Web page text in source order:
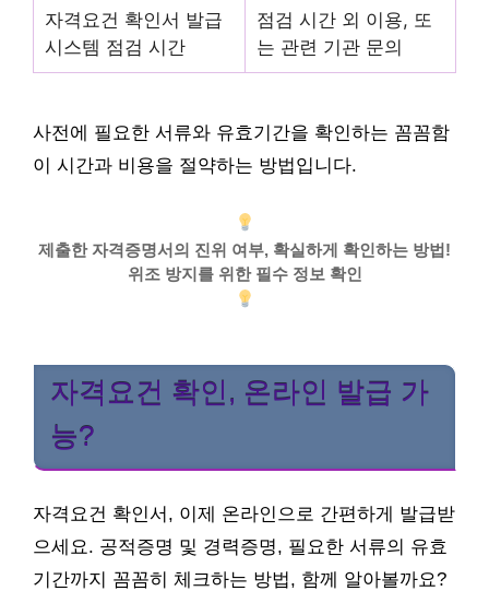
자격요건 확인서 발급
시스템 점검 시간
점검 시간 외 이용, 또
는 관련 기관 문의
사전에 필요한 서류와 유효기간을 확인하는 꼼꼼함
이 시간과 비용을 절약하는 방법입니다.
제출한 자격증명서의 진위 여부, 확실하게 확인하는 방법!
위조 방지를 위한 필수 정보 확인
자격요건 확인, 온라인 발급 가
능?
자격요건 확인서, 이제 온라인으로 간편하게 발급받
으세요. 공적증명 및 경력증명, 필요한 서류의 유효
기간까지 꼼꼼히 체크하는 방법, 함께 알아볼까요?